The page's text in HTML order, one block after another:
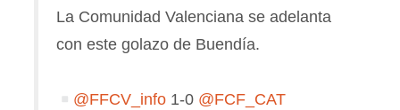
La Comunidad Valenciana se adelanta
con este golazo de Buendía.
@FFCV_info 1-0 @FCF_CAT